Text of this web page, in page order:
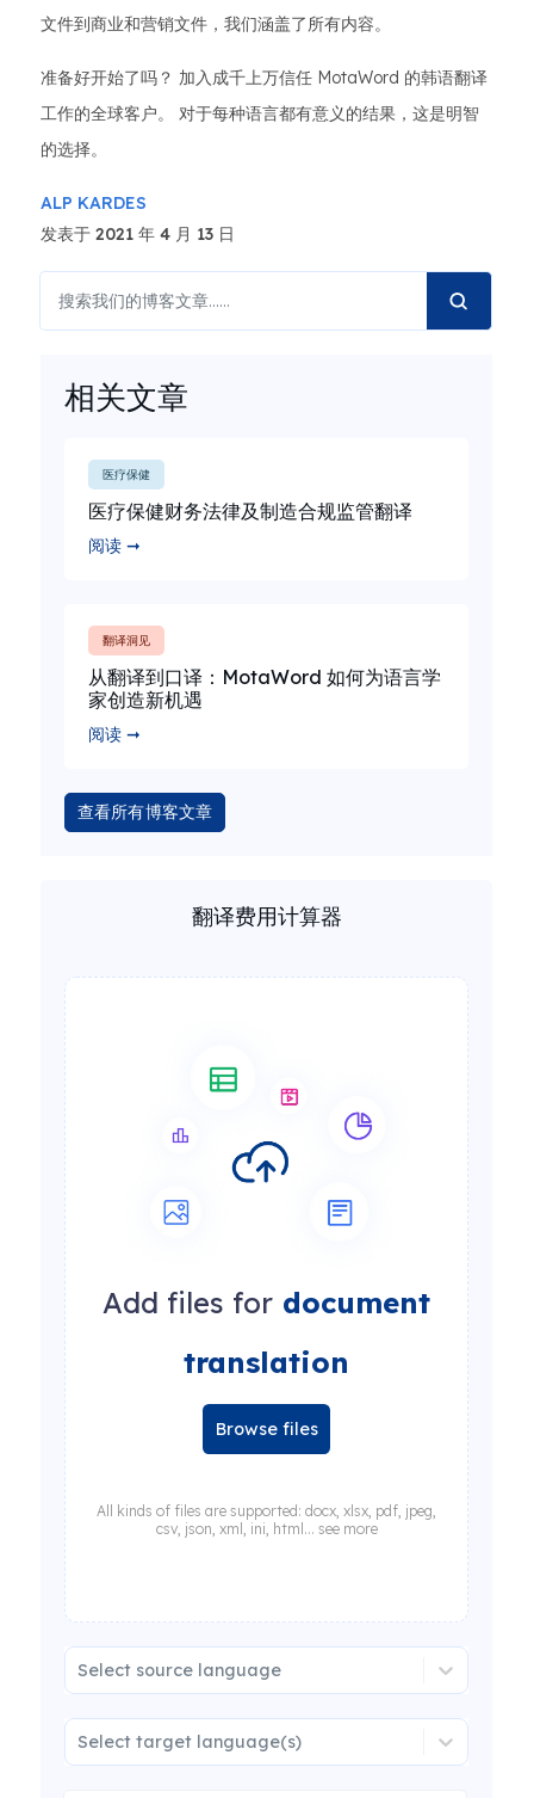
文件到商业和营销文件，我们涵盖了所有内容。
准备好开始了吗？ 加入成千上万信任 MotaWord 的韩语翻译
工作的全球客户。 对于每种语言都有意义的结果，这是明智
的选择。
ALP KARDES
发表于 2021 年 4 月 13 日
相关文章
医疗保健
医疗保健财务法律及制造合规监管翻译
阅读 ➞
翻译洞见
从翻译到口译：MotaWord 如何为语言学
家创造新机遇
阅读 ➞
查看所有博客文章
翻译费用计算器
Add files for document
translation
Browse files
All kinds of files are supported: docx, xlsx, pdf, jpeg,
csv, json, xml, ini, html... see more
Select source language
Select target language(s)